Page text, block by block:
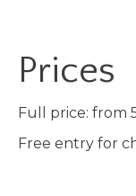
Prices
Full price: from
Free entry for